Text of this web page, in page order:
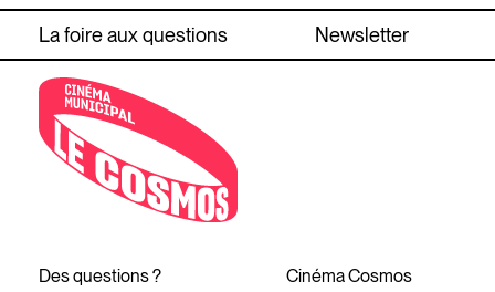
La foire aux questions Newsletter
Des questions ?
Cinéma Cosmos